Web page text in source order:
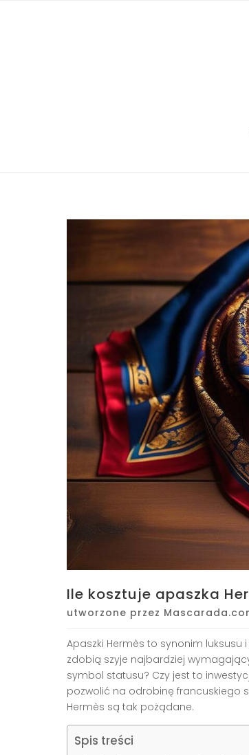
Ile kosztuje apaszka
utworzone przez
Apaszki Hermès to synonim luksusu
zdobią szyje najbardziej
symbol statusu? Czy jest to
pozwolić na odrobinę francuskiego
Hermès są tak pożądane.
Spis treści